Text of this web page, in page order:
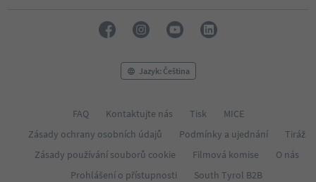
Jazyk: Čeština
FAQ Kontaktujte nás Tisk
MICE
Zásady ochrany osobních údajů
Podmínky a ujednání
Tiráž
Zásady používání souborů cookie
Filmová komise
O nás
Prohlášení o přístupnosti
South Tyrol B2B